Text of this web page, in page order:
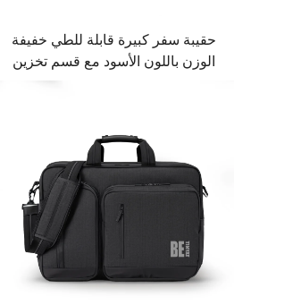
حقيبة سفر كبيرة قابلة للطي خفيفة
الوزن باللون الأسود مع قسم تخزين